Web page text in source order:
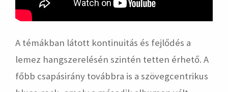
A témákban látott kontinuitás és fejlődés a
lemez hangszerelésén szintén tetten érhető. A
főbb csapásirány továbbra is a szövegcentrikus